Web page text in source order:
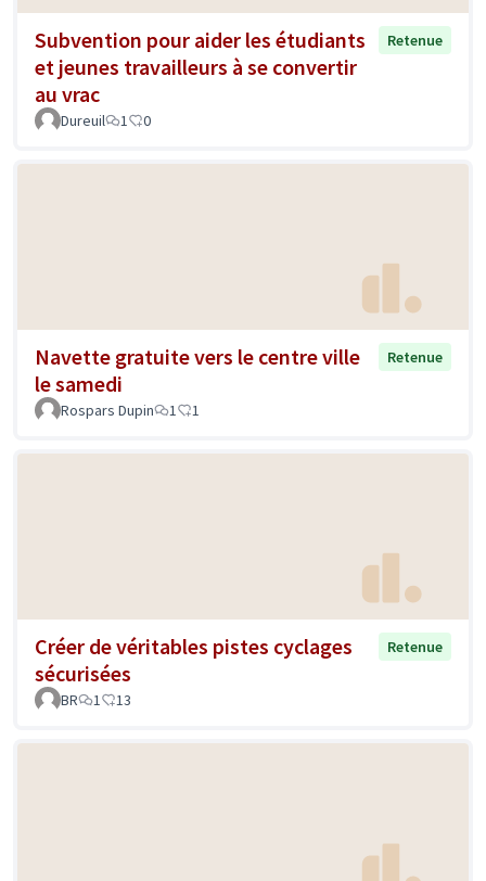
Subvention pour aider les étudiants
et jeunes travailleurs à se convertir
au vrac
Retenue
Dureuil 1 0
Navette gratuite vers le centre ville
le samedi
Retenue
Rospars Dupin 1 1
Créer de véritables pistes cyclages
sécurisées
Retenue
BR 1 13